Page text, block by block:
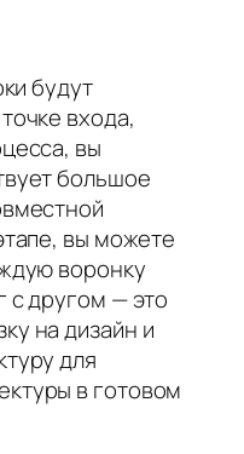
будут
входа,
вы
большое
вы можете
воронку
с другом — это
на дизайн и
для
в готовом